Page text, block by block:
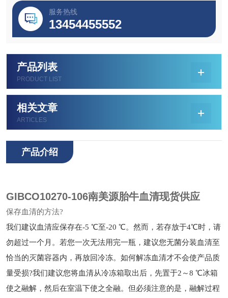
服务热线
13454455552
产品列表
PRODUCT LIST
相关文章
ARTICLES
产品介绍
GIBCO10270-106南美源胎牛血清现货供应
保存血清的方法?
我们建议血清应保存在-5 ℃至-20 ℃。然而，若存放于4℃时，请
勿超过一个月。若您一次无法用完一瓶，建议您无菌分装血清至
恰当的灭菌容器内，再放回冷冻。如何解冻血清才不会使产品质
量受损?我们建议您将血清从冷冻箱取出后，先置于2～8 ℃冰箱
使之融解，然后在室温下使之全融。但必须注意的是，融解过程